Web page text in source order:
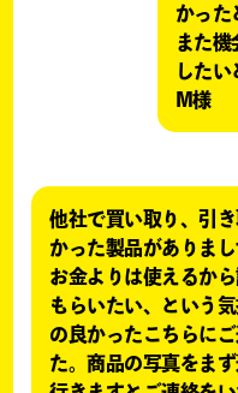
かった
また機
したい
M様
他社で買い取り、引
かった製品がありまし
お金よりは使えるか
もらいたい、という
の良かったこちらに
た。商品の写真をま